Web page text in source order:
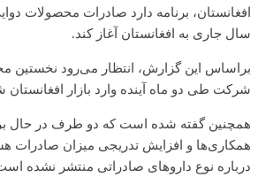
افغانستان، برنامه دارد صادرات محصولات
سال جاری به افغانستان آغاز کند.
براساس این گزارش، انتظار می‌رود نخستین
شرکت طی دو ماه آینده وارد بازار افغانستان
همچنین گفته شده است که دو طرف در
همکاری‌ها و افزایش تدریجی میزان صادرات
درباره نوع داروهای صادراتی منتشر نشده